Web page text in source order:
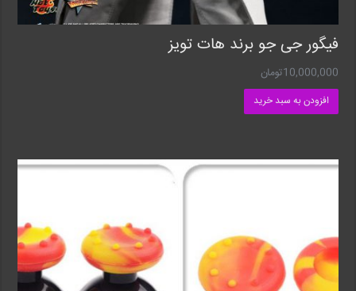
فیگور جی جو برند هات تویز
10,000,000تومان
افزودن به سبد خرید